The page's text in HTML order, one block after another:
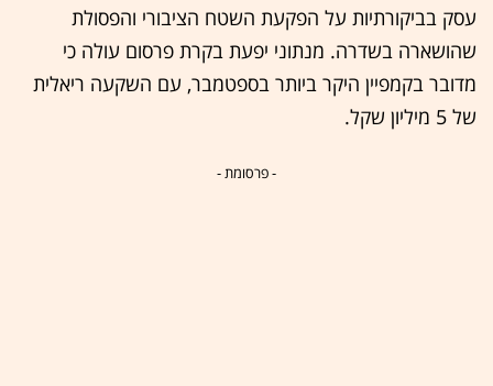
עסק בביקורתיות על הפקעת השטח הציבורי והפסולת
שהושארה בשדרה. מנתוני יפעת בקרת פרסום עולה כי
מדובר בקמפיין היקר ביותר בספטמבר, עם השקעה ריאלית
של 5 מיליון שקל.
- פרסומת -